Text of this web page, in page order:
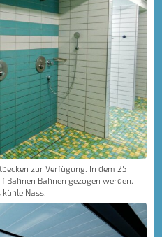
zur Verfügung. In dem 25
Bahnen Bahnen gezogen werden.
Nass.